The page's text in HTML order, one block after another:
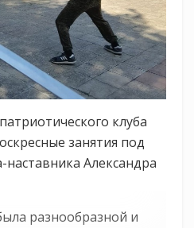
клуба
занятия под
Александра
разнообразной и